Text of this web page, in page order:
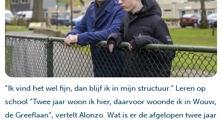
“Ik vind het wel fijn, dan blijf ik in mijn structuur.” Leren op
school “Twee jaar woon ik hier, daarvoor woonde ik in Wouw,
de Greeflaan“, vertelt Alonzo. Wat is er de afgelopen twee jaar